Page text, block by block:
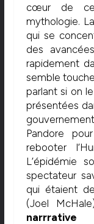
cœur de
mythologie.
qui se
des
rapidement
semble
parlant si on
présentées
Pandore
rebooter
L’épidémie
spectateur
qui étaient
(Joel